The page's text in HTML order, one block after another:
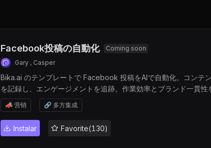
Facebook投稿の自動化
Coming soon
Gary , Casper
Bika.ai のテンプレートで Facebook 投稿をAIで自動化。コンテ
を記録し、エンゲージメントを追跡。作業効率とブランド一貫性
📣 营销 🔗 多方集成
Instalar Favorite(130)